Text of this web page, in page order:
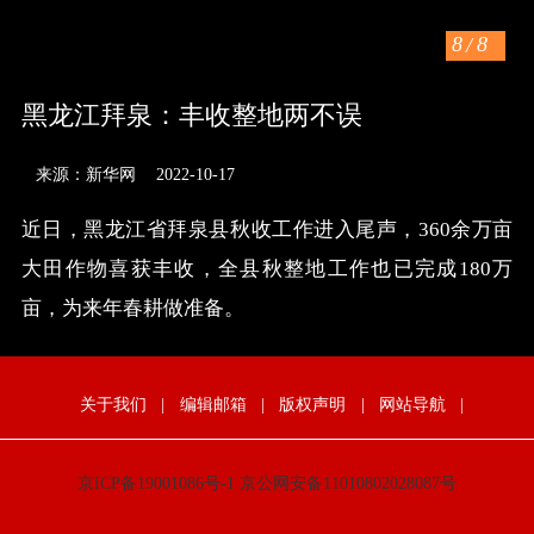
8/8
黑龙江拜泉：丰收整地两不误
来源：新华网 2022-10-17
近日，黑龙江省拜泉县秋收工作进入尾声，360余万亩
大田作物喜获丰收，全县秋整地工作也已完成180万
亩，为来年春耕做准备。
关于我们 | 编辑邮箱 | 版权声明 | 网站导航 |
京ICP备19001086号-1 京公网安备11010802028087号